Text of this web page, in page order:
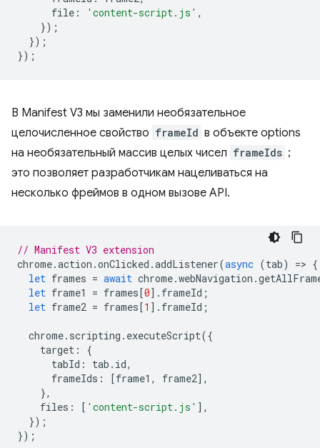
file : 'content-script.js' ,
});
});
});
В Manifest V3 мы заменили необязательное
целочисленное свойство frameId в объекте options
на необязательный массив целых чисел frameIds ;
это позволяет разработчикам нацеливаться на
несколько фреймов в одном вызове API.
// Manifest V3 extension
chrome.action .onClicked .addListener(async (tab) => {
let frames = await chrome.webNavigation .
let frame1 = frames[0]. frameId ;
let frame2 = frames[1 ]. frameId ;
chrome. scripting . executeScript({
target :
{
tabId : tab . id,
frameIds : [frame1 , frame2],
},
files : [ 'content-script.js' ],
});
});